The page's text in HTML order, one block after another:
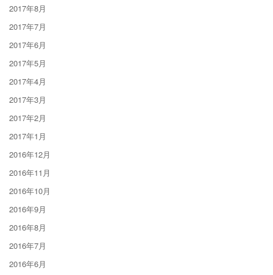
2017年8月
2017年7月
2017年6月
2017年5月
2017年4月
2017年3月
2017年2月
2017年1月
2016年12月
2016年11月
2016年10月
2016年9月
2016年8月
2016年7月
2016年6月